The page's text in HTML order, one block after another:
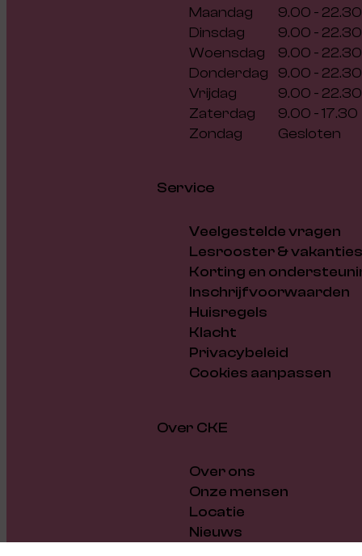
Maandag
9.00 - 22.30
Dinsdag
9.00 - 22.30
Woensdag
9.00 - 22.30
Donderdag
9.00 - 22.30
Vrijdag
9.00 - 22.30
Zaterdag
9.00 - 17.30
Zondag
Gesloten
Service
Veelgestelde vragen
Lesrooster & vakanties
Korting en
Inschrijfvoorwaarden
Huisregels
Klacht
Privacybeleid
Cookies aanpassen
Over CKE
Over ons
Onze mensen
Locatie
Nieuws